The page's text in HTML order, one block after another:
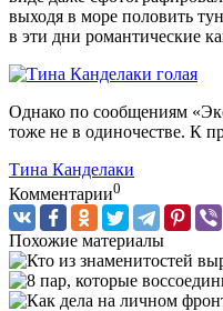
выходя в море половить
в эти дни романтические
Однако по сообщениям
тоже не в одиночестве. К
Тина Канделаки
Комментарии0
Похожие материалы